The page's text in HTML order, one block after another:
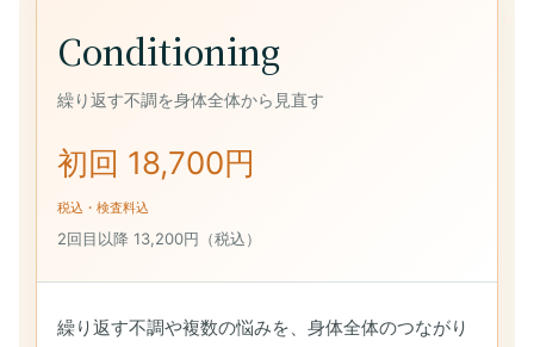
Conditioning
繰り返す不調を身体全体から見直す
初回 18,700円
税込・検査料込
2回目以降 13,200円（税込）
繰り返す不調や複数の悩みを、身体全体のつながり